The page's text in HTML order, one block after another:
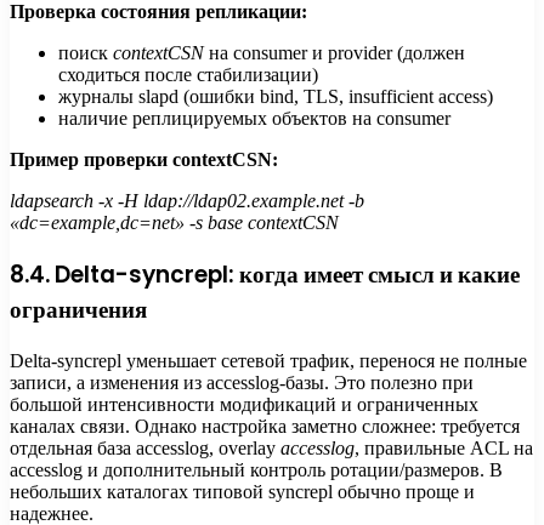
Проверка состояния репликации:
поиск contextCSNна consumer и provider (должен
сходиться после стабилизации)
журналы slapd (ошибки bind, TLS, insufficient access)
наличие реплицируемых объектов на consumer
Пример проверки contextCSN:
ldapsearch -x -H ldap://ldap02.example.net -b
«dc=example,dc=net» -s base contextCSN
8.4. Delta-syncrepl: когда имеет смысл и какие
ограничения
Delta-syncrepl уменьшает сетевой трафик, перенося не полные
записи, а изменения из accesslog-базы. Это полезно при
большой интенсивности модификаций и ограниченных
каналах связи. Однако настройка заметно сложнее: требуется
отдельная база accesslog, overlay accesslog, правильные ACL на
accesslog и дополнительный контроль ротации/размеров. В
небольших каталогах типовой syncrepl обычно проще и
надежнее.